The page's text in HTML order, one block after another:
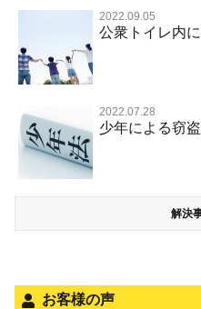
事件のことを秘密にしたい
被害届・告訴・告発されたら
公務執行妨害罪
逮捕・監禁
暴行・傷害
略取・誘拐・人身売買
不同意わいせつ（旧 強制わ
公然わいせつ罪，わいせつ
児童ポルノ リベンジポルノ
盗撮，のぞき行為
窃盗罪
恐喝
盗品売買・譲り受け等
覚せい剤
危険ドラッグ
大麻
麻薬及び向精神薬
交通違反・交通事故 TOP
交通事故 交通違反と刑事事
自転車事故
人身事故・死亡事故
無免許運転
その他 TOP
児童虐待・保護責任者遺棄
住居侵入等
銃刀法違反
ストーカー事件
不正競争防止法
司法取引・刑事免責
取調べの注意点
少年事件の手続と特色
少年事件の処分
被害届・告訴・告発の不安
面会・差し入れ
2022.09.05
公衆トイレ内
2022.07.28
少年による窃
解決
お客様の声